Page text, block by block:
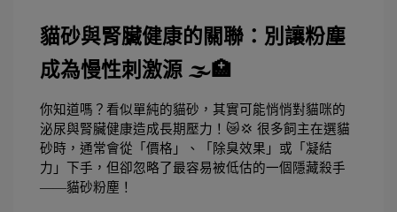
貓砂與腎臟健康的關聯：別讓粉塵
成為慢性刺激源 🌫️🏥
你知道嗎？看似單純的貓砂，其實可能悄悄對貓咪的
泌尿與腎臟健康造成長期壓力！😿💢 很多飼主在選貓
砂時，通常會從「價格」、「除臭效果」或「凝結
力」下手，但卻忽略了最容易被低估的一個隱藏殺手
——貓砂粉塵！